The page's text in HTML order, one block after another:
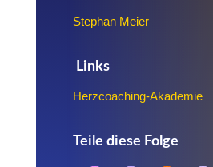
Stephan Meier
Links
Herzcoaching-Akademie
Teile diese Folge